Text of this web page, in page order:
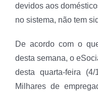
devidos aos
no sistema, não tem
De acordo com o
desta semana, o
desta quarta-feira
Milhares de